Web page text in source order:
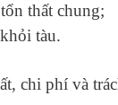
thất chung;
tàu.
chi phí và